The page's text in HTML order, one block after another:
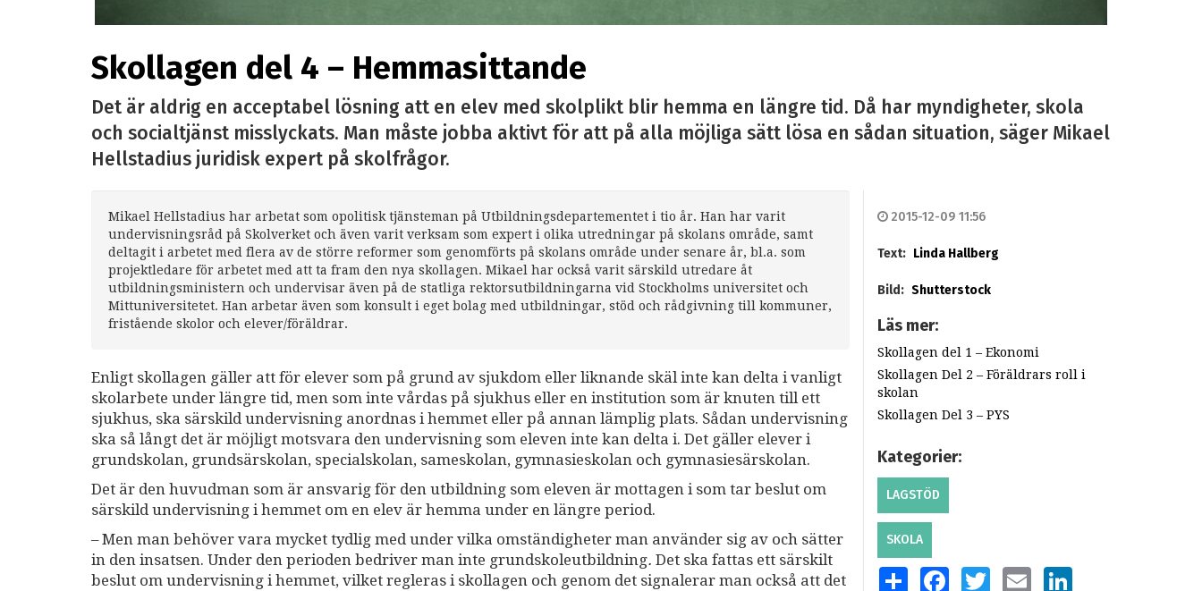
Skollagen del 4 – Hemmasittande
Det är aldrig en acceptabel lösning att en elev med skolplikt blir hemma en längre tid. Då har myndigheter, skola
och socialtjänst misslyckats. Man måste jobba aktivt för att på alla möjliga sätt lösa en sådan situation, säger Mikael
Hellstadius juridisk expert på skolfrågor.
Mikael Hellstadius har arbetat som opolitisk tjänsteman på Utbildningsdepartementet i tio år. Han har varit
undervisningsråd på Skolverket och även varit verksam som expert i olika utredningar på skolans område, samt
deltagit i arbetet med flera av de större reformer som genomförts på skolans område under senare år, bl.a. som
projektledare för arbetet med att ta fram den nya skollagen. Mikael har också varit särskild utredare åt
utbildningsministern och undervisar även på de statliga rektorsutbildningarna vid Stockholms universitet och
Mittuniversitetet. Han arbetar även som konsult i eget bolag med utbildningar, stöd och rådgivning till kommuner,
fristående skolor och elever/föräldrar.
Enligt skollagen gäller att för elever som på grund av sjukdom eller liknande skäl inte kan delta i vanligt
skolarbete under längre tid, men som inte vårdas på sjukhus eller en institution som är knuten till ett
sjukhus, ska särskild undervisning anordnas i hemmet eller på annan lämplig plats. Sådan undervisning
ska så långt det är möjligt motsvara den undervisning som eleven inte kan delta i. Det gäller elever i
grundskolan, grundsärskolan, specialskolan, sameskolan, gymnasieskolan och gymnasiesärskolan.
Det är den huvudman som är ansvarig för den utbildning som eleven är mottagen i som tar beslut om
särskild undervisning i hemmet om en elev är hemma under en längre period.
– Men man behöver vara mycket tydlig med under vilka omständigheter man använder sig av och sätter
in den insatsen. Under den perioden bedriver man inte grundskoleutbildning. Det ska fattas ett särskilt
beslut om undervisning i hemmet, vilket regleras i skollagen och genom det signalerar man också att det
2015-12-09 11:56
Text: Linda Hallberg
Bild: Shutterstock
Läs mer:
Skollagen del 1 – Ekonomi
Skollagen Del 2 – Föräldrars roll i
skolan
Skollagen Del 3 – PYS
Kategorier:
LAGSTÖD
SKOLA
SHARE FACEBOOKTWITTEREMAIL LINKEDIN